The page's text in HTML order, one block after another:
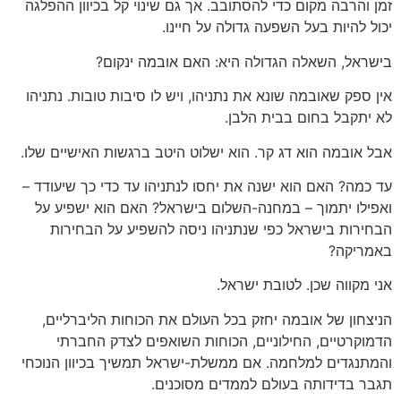
זמן והרבה מקום כדי להסתובב. אך גם שינוי קל בכיוון ההפלגה
יכול להיות בעל השפעה גדולה על חיינו.
בישראל, השאלה הגדולה היא: האם אובמה ינקום?
אין ספק שאובמה שונא את נתניהו, ויש לו סיבות טובות. נתניהו
לא יתקבל בחום בבית הלבן.
אבל אובמה הוא דג קר. הוא ישלוט היטב ברגשות האישיים שלו.
עד כמה? האם הוא ישנה את יחסו לנתניהו עד כדי כך שיעודד –
ואפילו יתמוך – במחנה-השלום בישראל? האם הוא ישפיע על
הבחירות בישראל כפי שנתניהו ניסה להשפיע על הבחירות
באמריקה?
אני מקווה שכן. לטובת ישראל.
הניצחון של אובמה יחזק בכל העולם את הכוחות הליברליים,
הדמוקרטיים, החילוניים, הכוחות השואפים לצדק החברתי
והמתנגדים למלחמה. אם ממשלת-ישראל תמשיך בכיוון הנוכחי
תגבר בדידותה בעולם לממדים מסוכנים.